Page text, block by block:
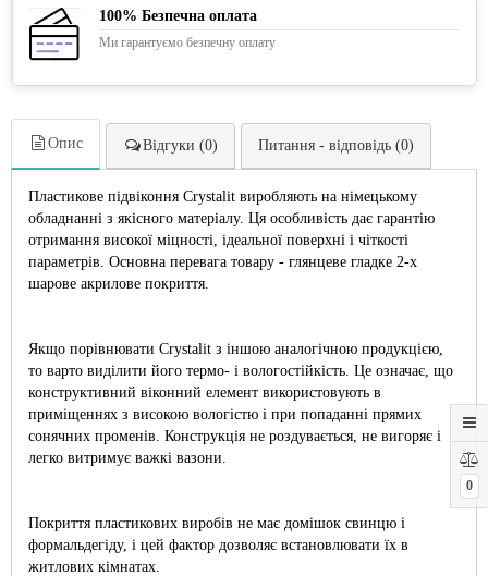
0
100% Безпечна оплата
Ми гарантуємо безпечну оплату
Опис Відгуки (0) Питання - відповідь (0)
Пластикове підвіконня Crystalit виробляють на німецькому
обладнанні з якісного матеріалу. Ця особливість дає гарантію
отримання високої міцності, ідеальної поверхні і чіткості
параметрів. Основна перевага товару - глянцеве гладке 2-х
шарове акрилове покриття.
Якщо порівнювати Crystalit з іншою аналогічною продукцією,
то варто виділити його термо- і вологостійкість. Це означає, що
конструктивний віконний елемент використовують в
приміщеннях з високою вологістю і при попаданні прямих
сонячних променів. Конструкція не роздувається, не вигоряє і
легко витримує важкі вазони.
Покриття пластикових виробів не має домішок свинцю і
формальдегіду, і цей фактор дозволяє встановлювати їх в
житлових кімнатах.